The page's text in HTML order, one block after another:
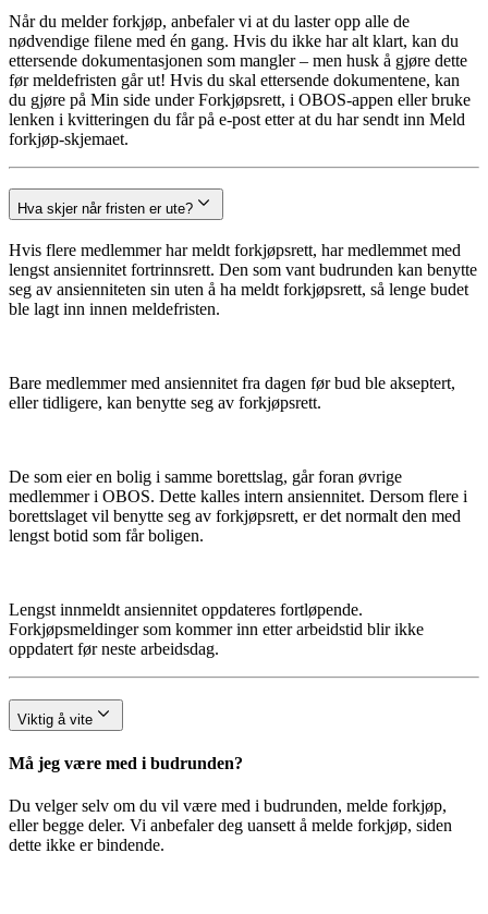
Når du melder forkjøp, anbefaler vi at du laster opp alle de
nødvendige filene med én gang. Hvis du ikke har alt klart, kan du
ettersende dokumentasjonen som mangler – men husk å gjøre dette
før meldefristen går ut! Hvis du skal ettersende dokumentene, kan
du gjøre på Min side under Forkjøpsrett, i OBOS-appen eller bruke
lenken i kvitteringen du får på e-post etter at du har sendt inn Meld
forkjøp-skjemaet.
Hva skjer når fristen er ute?
Hvis flere medlemmer har meldt forkjøpsrett, har medlemmet med
lengst ansiennitet fortrinnsrett. Den som vant budrunden kan benytte
seg av ansienniteten sin uten å ha meldt forkjøpsrett, så lenge budet
ble lagt inn innen meldefristen.
Bare medlemmer med ansiennitet fra dagen før bud ble akseptert,
eller tidligere, kan benytte seg av forkjøpsrett.
De som eier en bolig i samme borettslag, går foran øvrige
medlemmer i OBOS. Dette kalles intern ansiennitet. Dersom flere i
borettslaget vil benytte seg av forkjøpsrett, er det normalt den med
lengst botid som får boligen.
Lengst innmeldt ansiennitet oppdateres fortløpende.
Forkjøpsmeldinger som kommer inn etter arbeidstid blir ikke
oppdatert før neste arbeidsdag.
Viktig å vite
Må jeg være med i budrunden?
Du velger selv om du vil være med i budrunden, melde forkjøp,
eller begge deler. Vi anbefaler deg uansett å melde forkjøp, siden
dette ikke er bindende.